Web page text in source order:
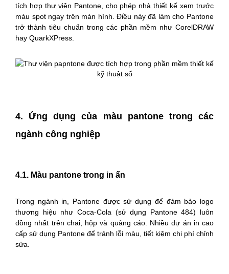
tích hợp thư viện Pantone, cho phép nhà thiết kế xem trước
màu spot ngay trên màn hình. Điều này đã làm cho Pantone
trở thành tiêu chuẩn trong các phần mềm như CorelDRAW
hay QuarkXPress.
4. Ứng dụng của màu pantone trong các
ngành công nghiệp
4.1. Màu pantone trong in ấn
Trong ngành in, Pantone được sử dụng để đảm bảo logo
thương hiệu như Coca-Cola (sử dụng Pantone 484) luôn
đồng nhất trên chai, hộp và quảng cáo. Nhiều dự án in cao
cấp sử dụng Pantone để tránh lỗi màu, tiết kiệm chi phí chỉnh
sửa.